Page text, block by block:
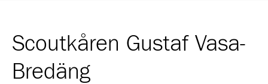
Scoutkåren Gustaf Vasa-
Bredäng